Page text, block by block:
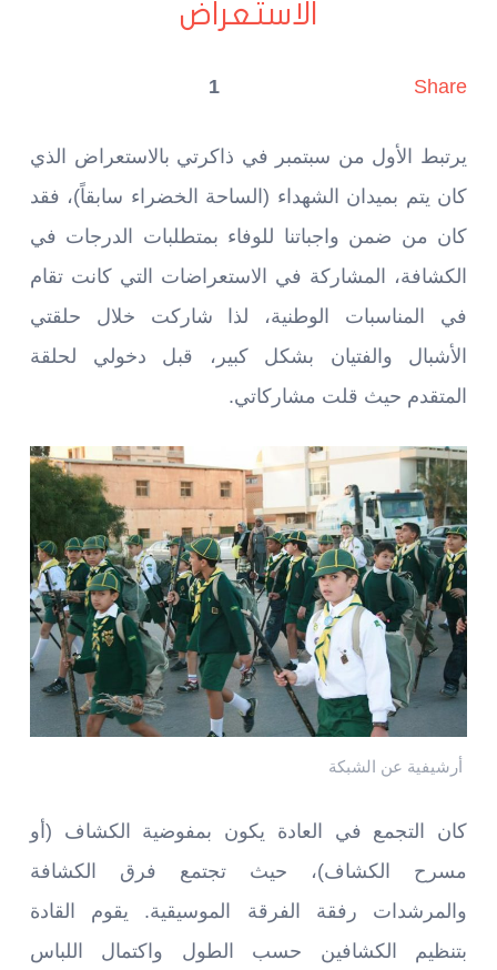
الاستعراض
Share
1
يرتبط الأول من سبتمبر في ذاكرتي بالاستعراض الذي
كان يتم بميدان الشهداء (الساحة الخضراء سابقاً)، فقد
كان من ضمن واجباتنا للوفاء بمتطلبات الدرجات في
الكشافة، المشاركة في الاستعراضات التي كانت تقام
في المناسبات الوطنية، لذا شاركت خلال حلقتي
الأشبال والفتيان بشكل كبير، قبل دخولي لحلقة
المتقدم حيث قلت مشاركاتي.
أرشيفية عن الشبكة
كان التجمع في العادة يكون بمفوضية الكشاف (أو
مسرح الكشاف)، حيث تجتمع فرق الكشافة
والمرشدات رفقة الفرقة الموسيقية. يقوم القادة
بتنظيم الكشافين حسب الطول واكتمال اللباس